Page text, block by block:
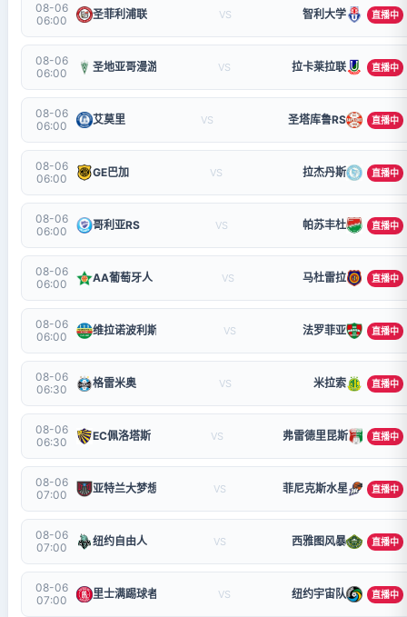
08-06
06:00
圣菲利浦联 VS 智利大学 直播中
08-06
06:00
圣地亚哥漫游者 VS 拉卡莱拉联 直播中
08-06
06:00
艾莫里 VS 圣塔库鲁RS 直播中
08-06
06:00
GE巴加 VS 拉杰丹斯 直播中
08-06
06:00
哥利亚RS VS 帕苏丰杜 直播中
08-06
06:00
AA葡萄牙人 VS 马杜雷拉 直播中
08-06
06:00
维拉诺波利斯 VS 法罗菲亚 直播中
08-06
06:30
格雷米奥 VS 米拉索 直播中
08-06
06:30
EC佩洛塔斯 VS 弗雷德里昆斯 直播中
08-06
07:00
亚特兰大梦想 VS 菲尼克斯水星 直播中
08-06
07:00
纽约自由人 VS 西雅图风暴 直播中
08-06
07:00
里士满踢球者 VS 纽约宇宙队 直播中